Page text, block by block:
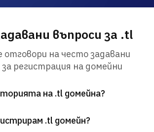
въпроси за .tl
на често задавани
за регистрация на домейни
на .tl домейна?
.tl домейн?